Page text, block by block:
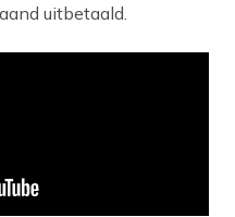
uitbetaald.